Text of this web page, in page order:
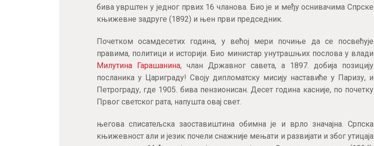
бива уврштен у једног првих 16 чланова. Био је и међу оснивачима Спрске
књижевне задруге (1892) и њен први председник.
Почетком осамдесетих година, у већој мери почиње да се посвећује
правима, политици и историји. Био министар унутрашњих послова у влади
Милутина Гарашанина, члан Државног савета, а 1897. добија позицију
посланика у Цариграду! Своју дипломатску мисију наставиће у Паризу, и
Петрограду, где 1905. бива пензионисан. Десет година касније, по почетку
Првог светског рата, напушта овај свет.
његова списатељска заоставиштина обимна је и врло значајна. Српска
књижевност али и језик почели снажније мењати и развијати и због утицаја